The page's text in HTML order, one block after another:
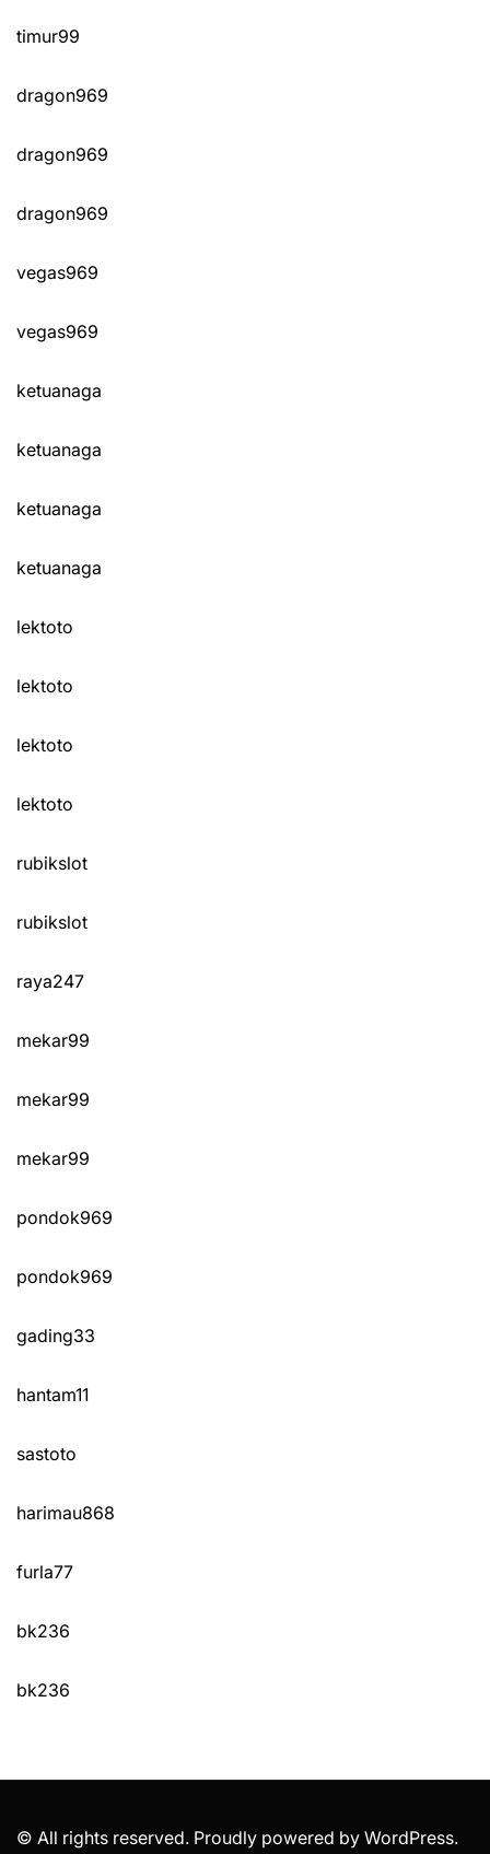
timur99
dragon969
dragon969
dragon969
vegas969
vegas969
ketuanaga
ketuanaga
ketuanaga
ketuanaga
lektoto
lektoto
lektoto
lektoto
rubikslot
rubikslot
raya247
mekar99
mekar99
mekar99
pondok969
pondok969
gading33
hantam11
sastoto
harimau868
furla77
bk236
bk236
© All rights reserved. Proudly powered by WordPress.